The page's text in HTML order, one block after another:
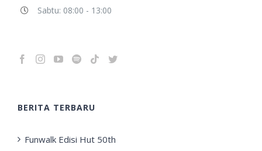
Sabtu: 08:00 - 13:00
BERITA TERBARU
Funwalk Edisi Hut 50th